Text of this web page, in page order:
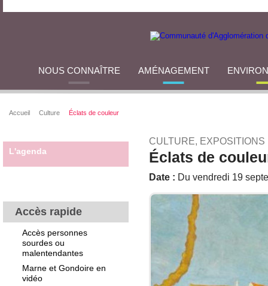
NOUS CONNAÎTRE AMÉNAGEMENT
Accueil Culture Éclats de couleur
L'agenda
Accès rapide
Accès personnes
sourdes ou
malentendantes
Marne et Gondoire en
vidéo
CULTURE, EXPOSITIONS
Éclats de
Date : Du vendredi 19